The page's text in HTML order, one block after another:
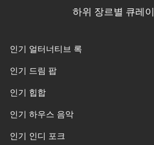
하위 장르별 큐레
인기 얼터너티브 록
인기 드림 팝
인기 힙합
인기 하우스 음악
인기 인디 포크